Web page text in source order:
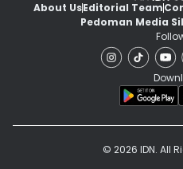
About UsEditorial Team
Pedoman Media
© 2026 IDN. All